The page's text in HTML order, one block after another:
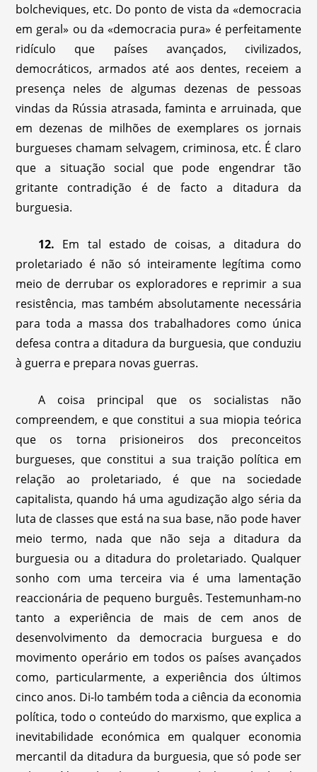
bolcheviques, etc. Do ponto de vista da «democracia
em geral» ou da «democracia pura» é perfeitamente
ridículo que países avançados, civilizados,
democráticos, armados até aos dentes, receiem a
presença neles de algumas dezenas de pessoas
vindas da Rússia atrasada, faminta e arruinada, que
em dezenas de milhões de exemplares os jornais
burgueses chamam selvagem, criminosa, etc. É claro
que a situação social que pode engendrar tão
gritante contradição é de facto a ditadura da
burguesia.
12. Em tal estado de coisas, a ditadura do
proletariado é não só inteiramente legítima como
meio de derrubar os exploradores e reprimir a sua
resistência, mas também absolutamente necessária
para toda a massa dos trabalhadores como única
defesa contra a ditadura da burguesia, que conduziu
à guerra e prepara novas guerras.
A coisa principal que os socialistas não
compreendem, e que constitui a sua miopia teórica
que os torna prisioneiros dos preconceitos
burgueses, que constitui a sua traição política em
relação ao proletariado, é que na sociedade
capitalista, quando há uma agudização algo séria da
luta de classes que está na sua base, não pode haver
meio termo, nada que não seja a ditadura da
burguesia ou a ditadura do proletariado. Qualquer
sonho com uma terceira via é uma lamentação
reaccionária de pequeno burguês. Testemunham-no
tanto a experiência de mais de cem anos de
desenvolvimento da democracia burguesa e do
movimento operário em todos os países avançados
como, particularmente, a experiência dos últimos
cinco anos. Di-lo também toda a ciência da economia
política, todo o conteúdo do marxismo, que explica a
inevitabilidade económica em qualquer economia
mercantil da ditadura da burguesia, que só pode ser